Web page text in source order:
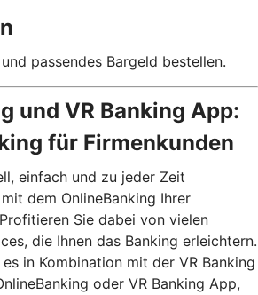
passendes Bargeld bestellen.
und VR Banking App:
für Firmenkunden
einfach und zu jeder Zeit
dem OnlineBanking Ihrer
Sie dabei von vielen
die Ihnen das Banking erleichtern.
in Kombination mit der VR Banking
oder VR Banking App,